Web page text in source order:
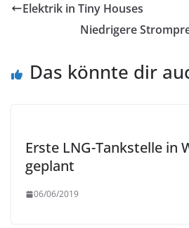
Elektrik in Tiny Houses
Niedrigere
Das könnte dir
Erste LNG-Tankstelle in
geplant
06/06/2019